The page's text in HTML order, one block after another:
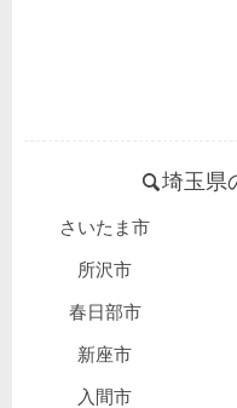
埼玉県
さいたま市
所沢市
春日部市
新座市
入間市